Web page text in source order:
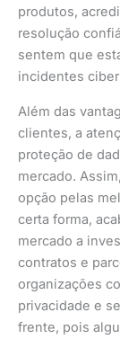
produtos,
resolução
sentem que
incidentes
Além das
clientes, a
proteção de
mercado.
opção pelas
certa forma,
mercado a
contratos e
organizações
privacidade e
frente, pois